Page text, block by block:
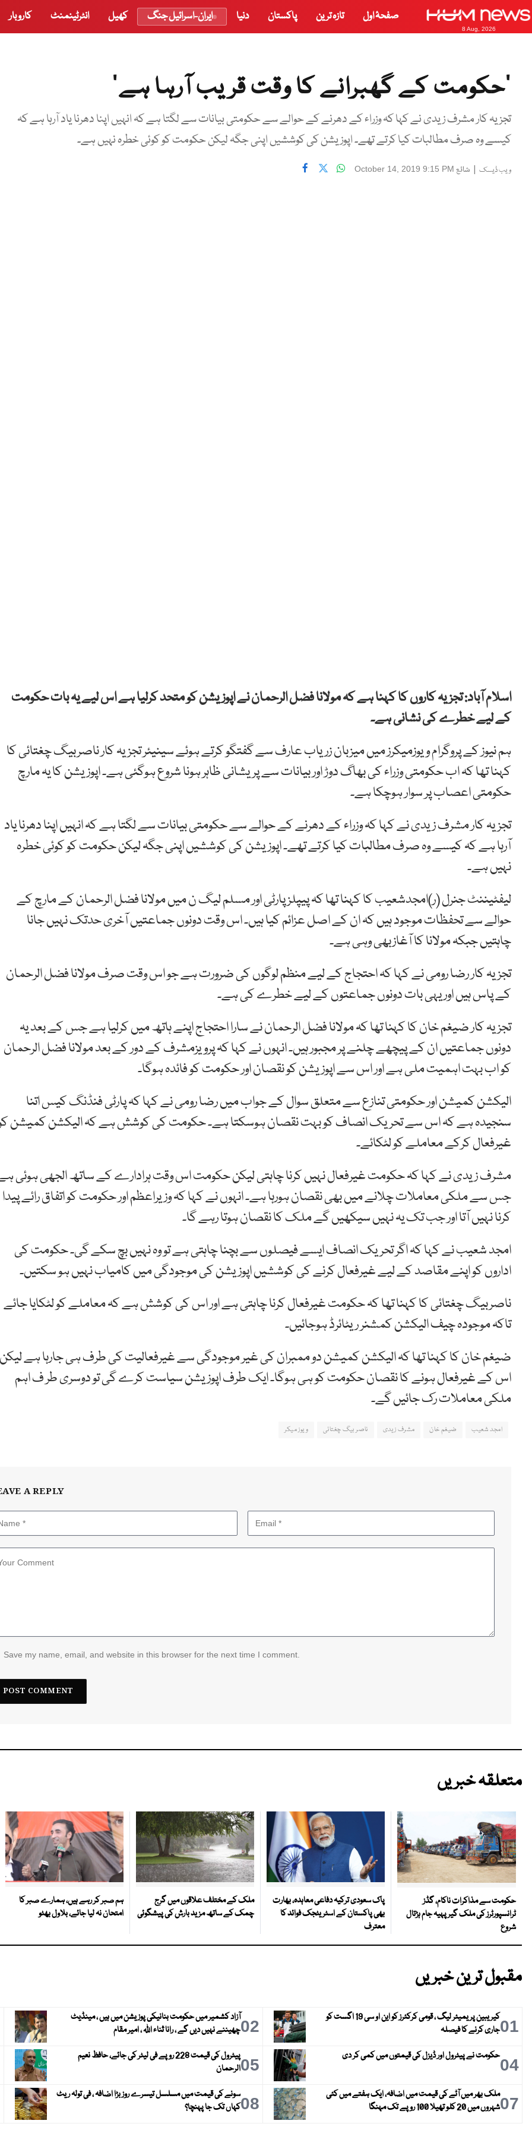
8 Aug, 2026
صفحۂ اول تازہ ترین پاکستان دنیا ایران-اسرائیل جنگ کھیل انٹرٹینمنٹ کاروبار
’حکومت کے گھبرانے کا وقت قریب آرہا ہے‘
تجزیہ کار مشرف زیدی نے کہا کہ وزراء کے دھرنے کے حوالے سے حکومتی بیانات سے لگتا ہے کہ انہیں اپنا دھرنا یاد آرہا ہے کہ
کیسے وہ صرف مطالبات کیا کرتے تھے۔ اپوزیشن کی کوششیں اپنی جگہ لیکن حکومت کو کوئی خطرہ نہیں ہے۔
ویب ڈیسک | شائع October 14, 2019 9:15 PM
اسلام آباد: تجزیہ کاروں کا کہنا ہے کہ مولانا فضل الرحمان نے اپوزیشن کو متحد کرلیا ہے اس لیے یہ بات حکومت
کے لیے خطرے کی نشانی ہے۔
ہم نیوز کے پروگرام ویوزمیکرز میں میزبان زریاب عارف سے گفتگو کرتے ہوئے سینیئر تجزیہ کار ناصربیگ چغتائی کا
کہنا تھا کہ اب حکومتی وزراء کی بھاگ دوڑ اور بیانات سے پریشانی ظاہر ہونا شروع ہوگئی ہے۔ اپوزیشن کا یہ مارچ
حکومتی اعصاب پر سوار ہوچکا ہے۔
تجزیہ کار مشرف زیدی نے کہا کہ وزراء کے دھرنے کے حوالے سے حکومتی بیانات سے لگتا ہے کہ انہیں اپنا دھرنا یاد
آرہا ہے کہ کیسے وہ صرف مطالبات کیا کرتے تھے۔ اپوزیشن کی کوششیں اپنی جگہ لیکن حکومت کو کوئی خطرہ
نہیں ہے۔
لیفٹیننٹ جنرل (ر)امجدشعیب کا کہنا تھا کہ پیپلزپارٹی اور مسلم لیگ ن میں مولانا فضل الرحمان کے مارچ کے
حوالے سے تحفظات موجود ہیں کہ ان کے اصل عزائم کیا ہیں۔ اس وقت دونوں جماعتیں آخری حدتک نہیں جانا
چاہتیں جبکہ مولانا کا آغازبھی وہی ہے۔
تجزیہ کار رضا رومی نے کہا کہ احتجاج کے لیے منظم لوگوں کی ضرورت ہے جو اس وقت صرف مولانا فضل الرحمان
کے پاس ہیں اور یہی بات دونوں جماعتوں کے لیے خطرے کی ہے۔
تجزیہ کار ضیغم خان کا کہنا تھا کہ مولانا فضل الرحمان نے سارا احتجاج اپنے ہاتھ میں کرلیا ہے جس کے بعد یہ
دونوں جماعتیں ان کے پیچھے چلنے پر مجبور ہیں۔ انہوں نے کہا کہ پرویزمشرف کے دور کے بعد مولانا فضل الرحمان
کو اب بہت اہمیت ملی ہے اور اس سے اپوزیشن کو نقصان اور حکومت کو فائدہ ہوگا۔
الیکشن کمیشن اور حکومتی تنازع سے متعلق سوال کے جواب میں رضا رومی نے کہا کہ پارٹی فنڈنگ کیس اتنا
سنجیدہ ہے کہ اس سے تحریک انصاف کو بہت نقصان ہوسکتا ہے۔ حکومت کی کوشش ہے کہ الیکشن کمیشن
غیرفعال کرکے معاملے کو لٹکائے۔
مشرف زیدی نے کہا کہ حکومت غیرفعال نہیں کرنا چاہتی لیکن حکومت اس وقت ہرادارے کے ساتھ الجھی ہوئی
جس سے ملکی معاملات چلانے میں بھی نقصان ہورہا ہے۔ انہوں نے کہا کہ وزیراعظم اور حکومت کو اتفاق رائے پیدا
کرنا نہیں آتا اور جب تک یہ نہیں سیکھیں گے ملک کا نقصان ہوتا رہے گا۔
امجد شعیب نے کہا کہ اگر تحریک انصاف ایسے فیصلوں سے بچنا چاہتی ہے تو وہ نہیں بچ سکے گی۔ حکومت کی
اداروں کو اپنے مقاصد کے لیے غیرفعال کرنے کی کوششیں اپوزیشن کی موجودگی میں کامیاب نہیں ہو سکتیں۔
ناصربیگ چغتائی کا کہنا تھا کہ حکومت غیرفعال کرنا چاہتی ہے اور اس کی کوشش ہے کہ معاملے کو لٹکایا جائے
تاکہ موجودہ چیف الیکشن کمشنر ریٹائرڈ ہوجائیں۔
ضیغم خان کا کہنا تھا کہ الیکشن کمیشن دو ممبران کی غیر موجودگی سے غیرفعالیت کی طرف ہی جارہا ہے لیکن
اس کے غیرفعال ہونے کا نقصان حکومت کو ہی ہوگا۔ ایک طرف اپوزیشن سیاست کرے گی تو دوسری طر ف اہم
ملکی معاملات رک جائیں گے۔
امجد شعیب ضیغم خان مشرف زیدی ناصر بیگ چغتائی ویوز میکر
A REPLY
Save my name, email, and website in this browser for the next time I comment.
متعلقہ خبریں
حکومت سے مذاکرات ناکام، گڈز
ٹرانسپورٹرز کی ملک گیر پہیہ جام ہڑتال
شروع
پاک سعودی ترکیہ دفاعی معاہدہ، بھارت
بھی پاکستان کے اسٹریٹجک فوائد کا
معترف
ملک کے مختلف علاقوں میں گرج
چمک کے ساتھ مزید بارش کی پیشگوئی
ہم صبر کر رہے ہیں، ہمارے صبر کا
امتحان نہ لیا جائے، بلاول بھٹو
مقبول ترین خبریں
01
کیریبین پریمیئر لیگ ، قومی کرکٹرز کو این او سی 19 اگست کو
جاری کرنے کا فیصلہ
02آزاد کشمیر میں حکومت بنانیکی پوزیشن میں ہیں ، مینڈیٹ
چھیننے نہیں دیں گے ، رانا ثناء اللہ ، امیر مقام
04حکومت نے پیٹرول اور ڈیزل کی قیمتوں میں کمی کر دی 05
پیٹرول کی قیمت 228 روپے فی لیٹر کی جائے، حافظ نعیم
الرحمان
07ملک بھر میں آٹے کی قیمت میں اضافہ، ایک ہفتے میں کئی
شہروں میں 20 کلو تھیلا 100 روپے تک مہنگا
08سونے کی قیمت میں مسلسل تیسرے روز بڑا اضافہ ، فی تولہ ریٹ
کہاں تک جا پہنچا؟